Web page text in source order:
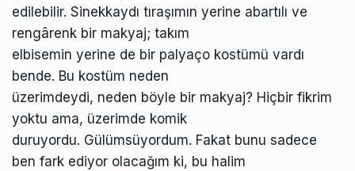
edilebilir. Sinekkaydı tıraşımın yerine abartılı ve
rengârenk bir makyaj; takım
elbisemin yerine de bir palyaço kostümü vardı
bende. Bu kostüm neden
üzerimdeydi, neden böyle bir makyaj? Hiçbir fikrim
yoktu ama, üzerimde komik
duruyordu. Gülümsüyordum. Fakat bunu sadece
ben fark ediyor olacağım ki, bu halim